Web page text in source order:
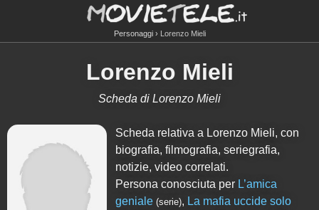
Personaggi Lorenzo Mieli
Lorenzo Mieli
Scheda di Lorenzo Mieli
Scheda relativa a Lorenzo Mieli, con
biografia, filmografia, seriegrafia,
notizie, video correlati.
Persona conosciuta per L’amica
geniale (serie), La mafia uccide solo